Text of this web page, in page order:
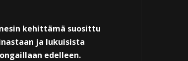
kehittämä suosittu
ja lukuisista
edelleen.